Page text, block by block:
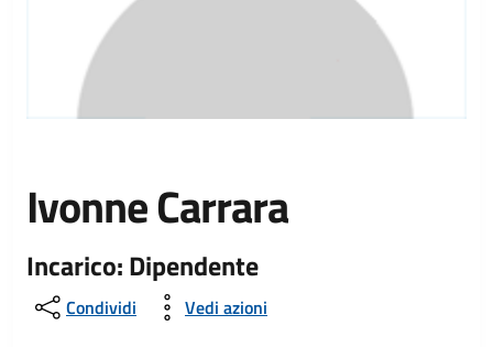
Ivonne Carrara
Incarico: Dipendente
Condividi Vedi azioni